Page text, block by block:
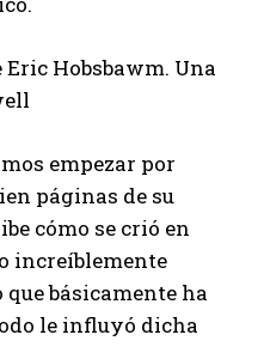
Hobsbawm. Una
empezar por
páginas de su
cómo se crió en
increíblemente
básicamente ha
le influyó dicha